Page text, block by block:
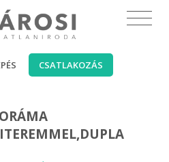
CSATLAKOZÁS